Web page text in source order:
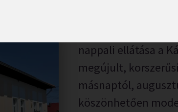
nappali ellátása a
megújult,
másnaptól,
köszönhetően